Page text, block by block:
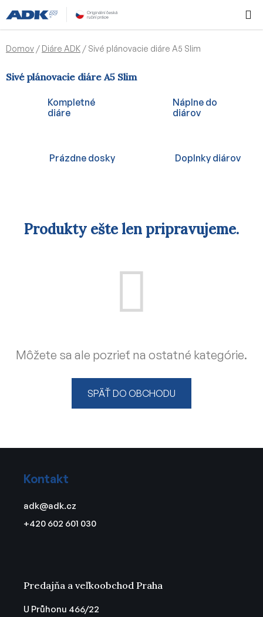
na
obsah
KOŠÍK
Domov / Diáre ADK / Sivé plánovacie diáre A5 Slim
Sivé plánovacie diáre A5 Slim
Kompletné
diáre
Náplne do
diárov
Prázdne dosky Doplnky diárov
Produkty ešte len pripravujeme.
Môžete sa ale pozrieť na ostatné kategórie.
SPÄŤ DO OBCHODU
Kontakt
adk@adk.cz
+420 602 601 030
Predajňa a veľkoobchod Praha
U Průhonu 466/22